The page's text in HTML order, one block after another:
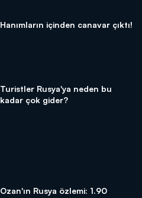
Hanımların içinden canavar çıktı!
Turistler Rusya'ya neden bu
kadar çok gider?
Ozan'ın Rusya özlemi: 1.90